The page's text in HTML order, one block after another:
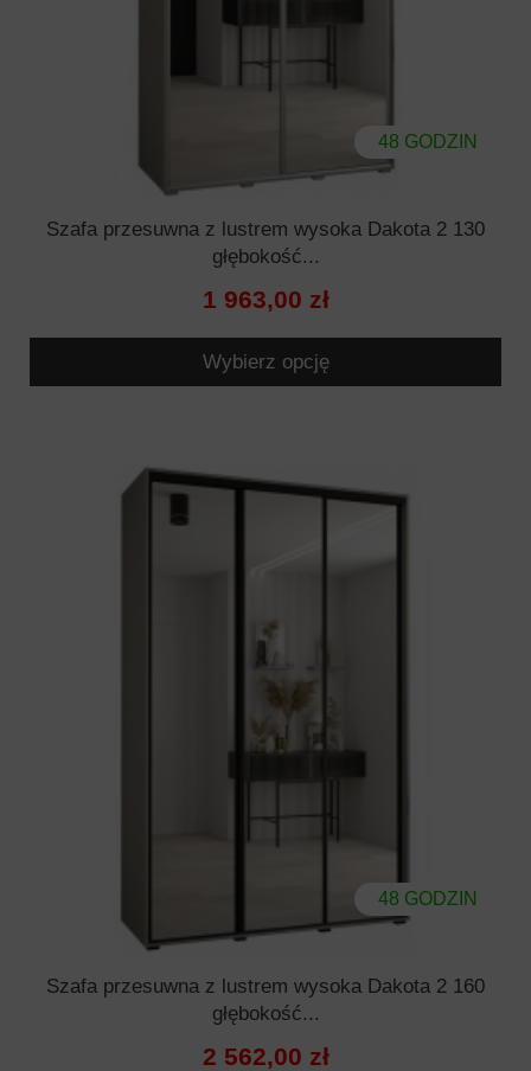
48 GODZIN
Szafa przesuwna z lustrem wysoka Dakota 2 130
głębokość...
1 963,00 zł
Wybierz opcję
48 GODZIN
Szafa przesuwna z lustrem wysoka Dakota 2 160
głębokość...
2 562,00 zł